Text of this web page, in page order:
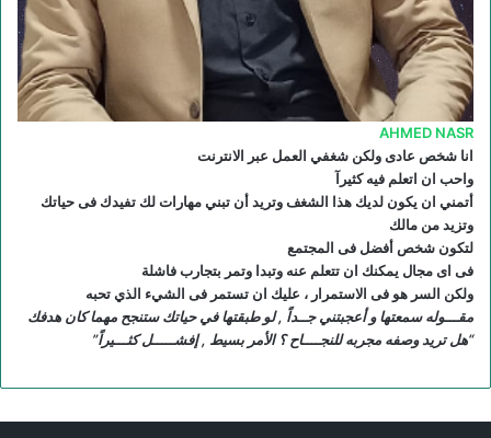
AHMED NASR
انا شخص عادى ولكن شغفي العمل عبر الانترنت
واحب ان اتعلم فيه كثيرآ
أتمني ان يكون لديك هذا الشغف وتريد أن تبني مهارات لك تفيدك فى حياتك
وتزيد من مالك
لتكون شخص أفضل فى المجتمع
فى اى مجال يمكنك ان تتعلم عنه وتبدا وتمر بتجارب فاشلة
ولكن السر هو فى الاستمرار ، عليك ان تستمر فى الشيء الذي تحبه
مقـــوله سمعتها و أعجبتني جــداً , لو طبقتها في حياتك ستنجح مهما كان هدفك
“هل تريد وصفه مجربه للنجــــاح ؟ الأمر بسيط , إفشـــــل كثـــيراً”